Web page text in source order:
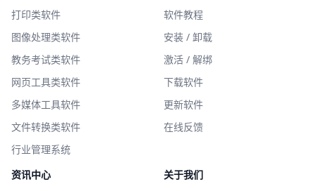
打印类软件
图像处理类软件
教务考试类软件
网页工具类软件
多媒体工具软件
文件转换类软件
行业管理系统
软件教程
安装 / 卸载
激活 / 解绑
下载软件
更新软件
在线反馈
资讯中心 关于我们